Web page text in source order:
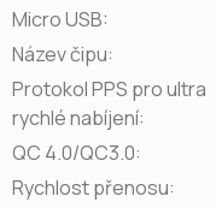
Micro USB:
Název čipu:
Protokol PPS pro ultra
rychlé nabíjení:
QC 4.0/QC3.0:
Rychlost přenosu: